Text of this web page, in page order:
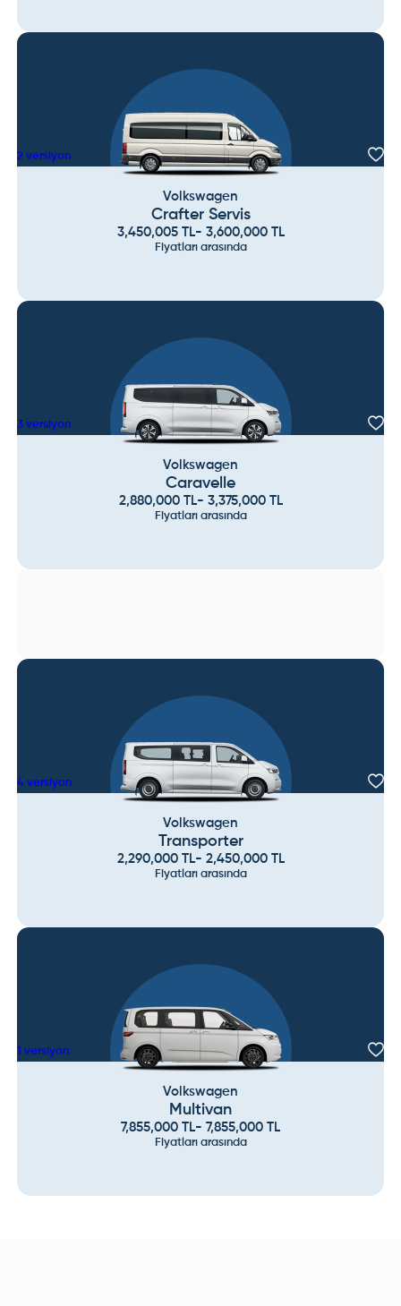
2 versiyon
Volkswagen
Crafter Servis
3,450,005TL- 3,600,000TL
Fiyatları arasında
3 versiyon
Volkswagen
Caravelle
2,880,000TL- 3,375,000TL
Fiyatları arasında
4 versiyon
Volkswagen
Transporter
2,290,000TL- 2,450,000TL
Fiyatları arasında
1 versiyon
Volkswagen
Multivan
7,855,000 TL- 7,855,000 TL
Fiyatları arasında